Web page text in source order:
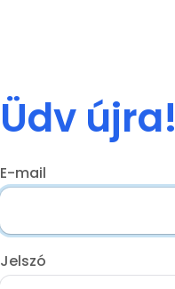
Üdv újra!
E-mail
Jelszó